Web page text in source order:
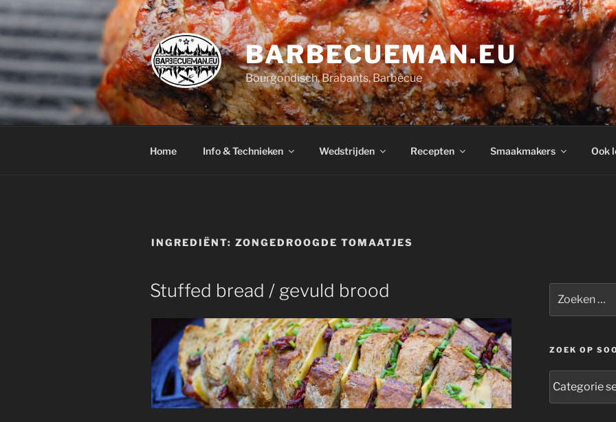
Ga
naar
de
inhoud
BARBECUEMAN.EU
Bourgondisch, Brabants, Barbecue
Home Info & Technieken Wedstrijden Recepten Smaakmakers Ook
INGREDIËNT: ZONGEDROOGDE TOMAATJES
Stuffed bread / gevuld brood
naar:
ZOEK OP
op
soort